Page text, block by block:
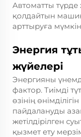
Автоматты түрде
қолдайтын
арттыруға
Энергия
жүйелері
Энергияны
фактор. Тиімді
өзінің
пайдалануды
жетілдірілген
қызмет ету